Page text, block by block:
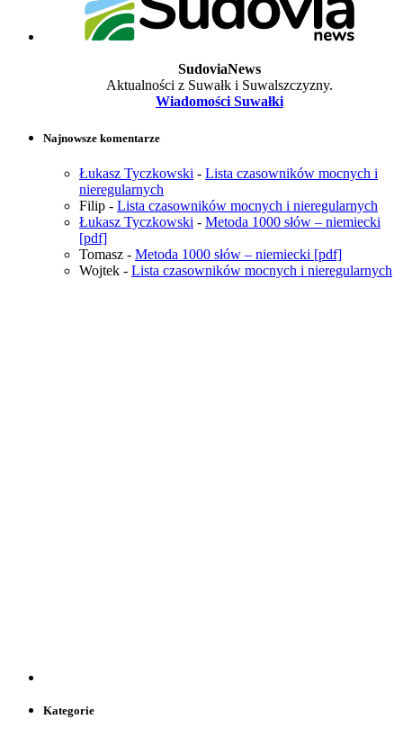
SudoviaNews
Aktualności z Suwałk i Suwalszczyzny.
Wiadomości Suwałki
Najnowsze komentarze
Łukasz Tyczkowski - Lista czasowników mocnych i
nieregularnych
Filip - Lista czasowników mocnych i nieregularnych
Łukasz Tyczkowski - Metoda 1000 słów – niemiecki
[pdf]
Tomasz - Metoda 1000 słów – niemiecki [pdf]
Wojtek - Lista czasowników mocnych i nieregularnych
Kategorie